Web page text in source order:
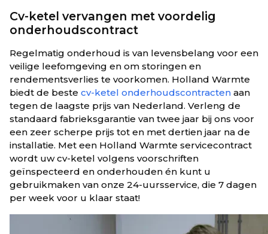
Cv-ketel vervangen met voordelig
onderhoudscontract
Regelmatig onderhoud is van levensbelang voor een
veilige leefomgeving en om storingen en
rendementsverlies te voorkomen. Holland Warmte
biedt de beste cv-ketel onderhoudscontracten aan
tegen de laagste prijs van Nederland. Verleng de
standaard fabrieksgarantie van twee jaar bij ons voor
een zeer scherpe prijs tot en met dertien jaar na de
installatie. Met een Holland Warmte servicecontract
wordt uw cv-ketel volgens voorschriften
geïnspecteerd en onderhouden én kunt u
gebruikmaken van onze 24-uursservice, die 7 dagen
per week voor u klaar staat!